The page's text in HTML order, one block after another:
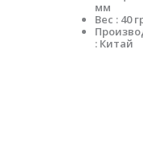
мм
Вес : 40
: Китай